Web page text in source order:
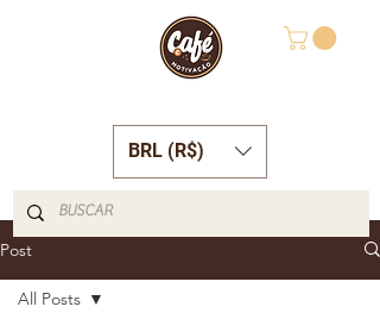
BRL (R$)
Post
All Posts